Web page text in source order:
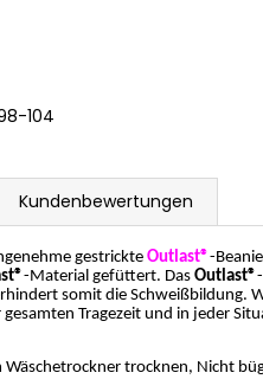
104
Kundenbewertungen
gestrickte Outlast®-
-Material gefüttert. Das Outlast®
somit die Schweißbildung.
Tragezeit und in jeder
trocknen, Nicht